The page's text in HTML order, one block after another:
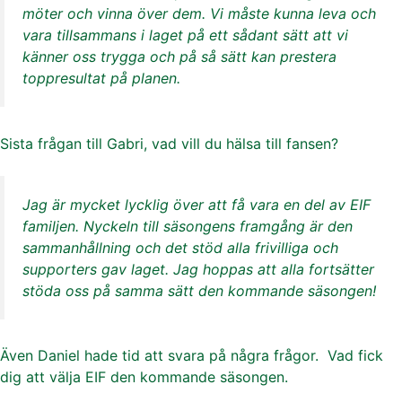
möter och vinna över dem. Vi måste kunna leva och
vara tillsammans i laget på ett sådant sätt att vi
känner oss trygga och på så sätt kan prestera
toppresultat på planen.
Sista frågan till Gabri, vad vill du hälsa till fansen?
Jag är mycket lycklig över att få vara en del av EIF
familjen. Nyckeln till säsongens framgång är den
sammanhållning och det stöd alla frivilliga och
supporters gav laget. Jag hoppas att alla fortsätter
stöda oss på samma sätt den kommande säsongen!
Även Daniel hade tid att svara på några frågor. Vad fick
dig att välja EIF den kommande säsongen.